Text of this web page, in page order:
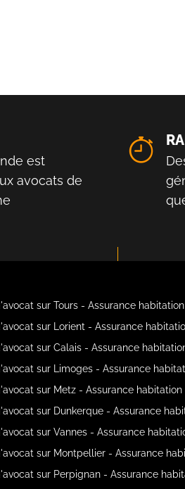
est
avocats de
sur Tours - Assurance habitation
sur Lorient - Assurance
sur Calais - Assurance
sur Limoges - Assurance
sur Metz - Assurance habitation
sur Dunkerque - Assurance
sur Vannes - Assurance
sur Montpellier - Assurance
sur Perpignan - Assurance